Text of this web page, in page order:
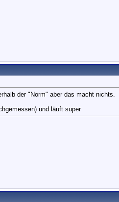
der "Norm" aber das macht nichts.
und läuft super